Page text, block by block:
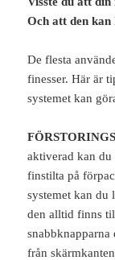
Och att den
De flesta
finesser. Här är
systemet kan
aktiverad kan du
finstilta på
systemet kan du
den alltid finns
från